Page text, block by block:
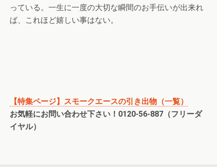
っている。一生に一度の大切な瞬間のお手伝いが出来れ
ば、これほど嬉しい事はない。
【特集ページ】スモークエースの引き出物（一覧）
お気軽にお問い合わせ下さい！0120-56-887（フリーダ
イヤル）